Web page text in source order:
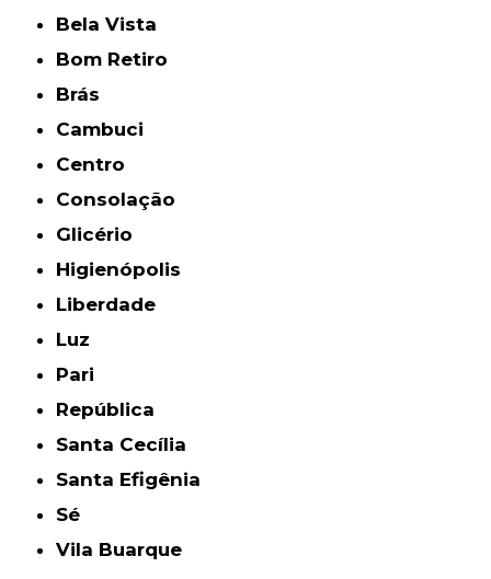
Bela Vista
Bom Retiro
Brás
Cambuci
Centro
Consolação
Glicério
Higienópolis
Liberdade
Luz
Pari
República
Santa Cecília
Santa Efigênia
Sé
Vila Buarque